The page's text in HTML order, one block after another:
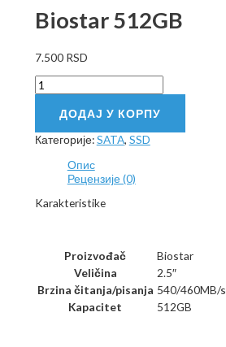
Biostar 512GB
7.500 RSD
Biostar
512GB
количина
ДОДАЈ У КОРПУ
Категорије:SATA, SSD
Опис
Рецензије (0)
Karakteristike
Proizvođač
Biostar
Veličina
2.5″
Brzina čitanja/pisanja 540/460MB/s
Kapacitet
512GB